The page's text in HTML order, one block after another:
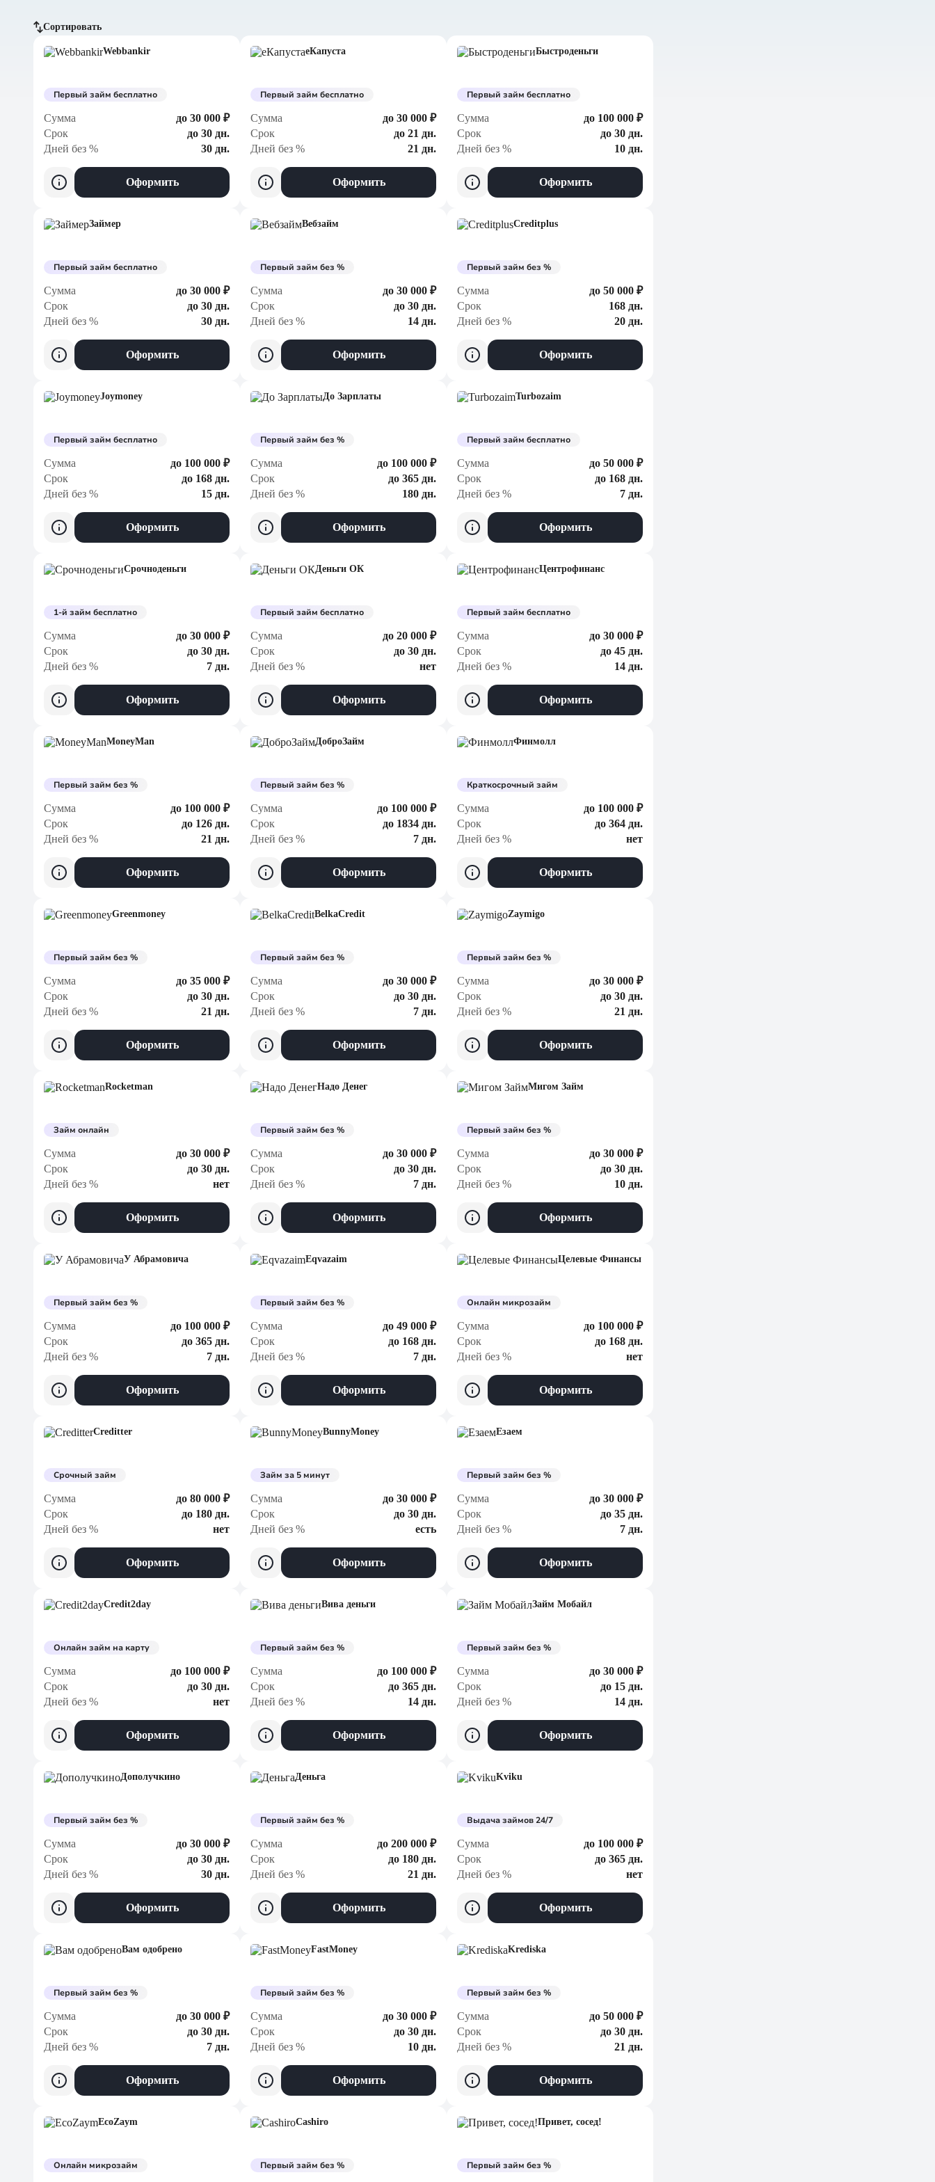
Сортировать
По сумме, меньше
По дням без %
Webbankir
Первый займ бесплатно
Сумма
до 30 000 ₽
Срок
до 30 дн.
Дней без %
30 дн.
Оформить
еКапуста
Первый займ бесплатно
Сумма
до 30 000 ₽
Срок
до 21 дн.
Дней без %
21 дн.
Оформить
Быстроденьги
Первый займ бесплатно
Сумма
до 100 000 ₽
Срок
до 30 дн.
Дней без %
10 дн.
Оформить
Займер
Первый займ бесплатно
Сумма
до 30 000 ₽
Срок
до 30 дн.
Дней без %
30 дн.
Оформить
Вебзайм
Первый займ без %
Сумма
до 30 000 ₽
Срок
до 30 дн.
Дней без %
14 дн.
Оформить
Creditplus
Первый займ без %
Сумма
до 50 000 ₽
Срок
168 дн.
Дней без %
20 дн.
Оформить
Joymoney
Первый займ бесплатно
Сумма
до 100 000 ₽
Срок
до 168 дн.
Дней без %
15 дн.
Оформить
До Зарплаты
Первый займ без %
Сумма
до 100 000 ₽
Срок
до 365 дн.
Дней без %
180 дн.
Оформить
Turbozaim
Первый займ бесплатно
Сумма
до 50 000 ₽
Срок
до 168 дн.
Дней без %
7 дн.
Оформить
Срочноденьги
1-й займ бесплатно
Сумма
до 30 000 ₽
Срок
до 30 дн.
Дней без %
7 дн.
Оформить
Деньги ОК
Первый займ бесплатно
Сумма
до 20 000 ₽
Срок
до 30 дн.
Дней без %
нет
Оформить
Центрофинанс
Первый займ бесплатно
Сумма
до 30 000 ₽
Срок
до 45 дн.
Дней без %
14 дн.
Оформить
MoneyMan
Первый займ без %
Сумма
до 100 000 ₽
Срок
до 126 дн.
Дней без %
21 дн.
Оформить
ДоброЗайм
Первый займ без %
Сумма
до 100 000 ₽
Срок
до 1834 дн.
Дней без %
7 дн.
Оформить
Финмолл
Краткосрочный займ
Сумма
до 100 000 ₽
Срок
до 364 дн.
Дней без %
нет
Оформить
Greenmoney
Первый займ без %
Сумма
до 35 000 ₽
Срок
до 30 дн.
Дней без %
21 дн.
Оформить
BelkaCredit
Первый займ без %
Сумма
до 30 000 ₽
Срок
до 30 дн.
Дней без %
7 дн.
Оформить
Zaymigo
Первый займ без %
Сумма
до 30 000 ₽
Срок
до 30 дн.
Дней без %
21 дн.
Оформить
Rocketman
Займ онлайн
Сумма
до 30 000 ₽
Срок
до 30 дн.
Дней без %
нет
Оформить
Надо Денег
Первый займ без %
Сумма
до 30 000 ₽
Срок
до 30 дн.
Дней без %
7 дн.
Оформить
Мигом Займ
Первый займ без %
Сумма
до 30 000 ₽
Срок
до 30 дн.
Дней без %
10 дн.
Оформить
У Абрамовича
Первый займ без %
Сумма
до 100 000 ₽
Срок
до 365 дн.
Дней без %
7 дн.
Оформить
Eqvazaim
Первый займ без %
Сумма
до 49 000 ₽
Срок
до 168 дн.
Дней без %
7 дн.
Оформить
Целевые Финансы
Онлайн микрозайм
Сумма
до 100 000 ₽
Срок
до 168 дн.
Дней без %
нет
Оформить
Creditter
Срочный займ
Сумма
до 80 000 ₽
Срок
до 180 дн.
Дней без %
нет
Оформить
BunnyMoney
Займ за 5 минут
Сумма
до 30 000 ₽
Срок
до 30 дн.
Дней без %
есть
Оформить
Езаем
Первый займ без %
Сумма
до 30 000 ₽
Срок
до 35 дн.
Дней без %
7 дн.
Оформить
Credit2day
Онлайн займ на карту
Сумма
до 100 000 ₽
Срок
до 30 дн.
Дней без %
нет
Оформить
Вива деньги
Первый займ без %
Сумма
до 100 000 ₽
Срок
до 365 дн.
Дней без %
14 дн.
Оформить
Займ Мобайл
Первый займ без %
Сумма
до 30 000 ₽
Срок
до 15 дн.
Дней без %
14 дн.
Оформить
Дополучкино
Первый займ без %
Сумма
до 30 000 ₽
Срок
до 30 дн.
Дней без %
30 дн.
Оформить
Деньга
Первый займ без %
Сумма
до 200 000 ₽
Срок
до 180 дн.
Дней без %
21 дн.
Оформить
Kviku
Выдача займов 24/7
Сумма
до 100 000 ₽
Срок
до 365 дн.
Дней без %
нет
Оформить
Вам одобрено
Первый займ без %
Сумма
до 30 000 ₽
Срок
до 30 дн.
Дней без %
7 дн.
Оформить
FastMoney
Первый займ без %
Сумма
до 30 000 ₽
Срок
до 30 дн.
Дней без %
10 дн.
Оформить
Krediska
Первый займ без %
Сумма
до 50 000 ₽
Срок
до 30 дн.
Дней без %
21 дн.
Оформить
EcoZaym
Онлайн микрозайм
Cashiro
Первый займ без %
Привет, сосед!
Первый займ без %